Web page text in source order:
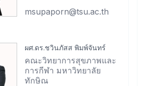
msupaporn@tsu.ac.th
ผศ.ดร.ชวินภัสส พิมพ์จันทร์
คณะวิทยาการสุขภาพและ
การกีฬา มหาวิทยาลัย
ทักษิณ